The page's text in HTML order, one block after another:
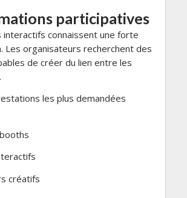
participatives
interactifs connaissent une forte
Les organisateurs recherchent des
de créer du lien entre les
les plus demandées
créatifs